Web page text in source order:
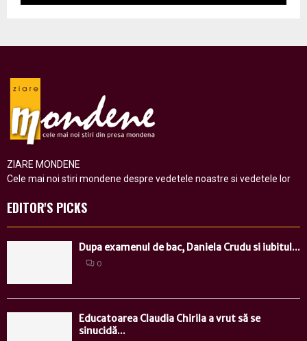
ZIARE MONDENE
Cele mai noi stiri mondene despre vedetele noastre si vedetele lor
EDITOR'S PICKS
Dupa examenul de bac, Daniela Crudu si iubitul...
0
Educatoarea Claudia Chirila a vrut să se
sinucidă...